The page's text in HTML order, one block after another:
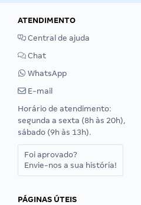
ATENDIMENTO
Central de ajuda
Chat
WhatsApp
E-mail
Horário de atendimento:
segunda a sexta (8h às 20h),
sábado (9h às 13h).
Foi aprovado?
Envie-nos a sua história!
PÁGINAS ÚTEIS